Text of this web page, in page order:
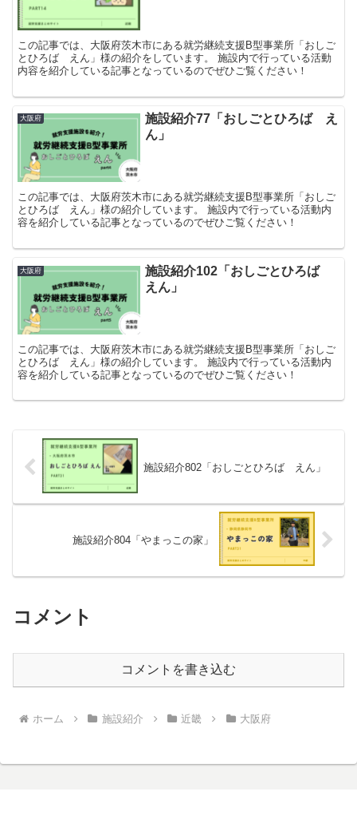
この記事では、大阪府茨木市にある就労継続支援B型事業所「おしご
とひろば えん」様の紹介をしています。 施設内で行っている活動
内容を紹介している記事となっているのでぜひご覧ください！
大阪府
施設紹介77「おしごとひろば え
ん」
この記事では、大阪府茨木市にある就労継続支援B型事業所「おしご
とひろば えん」様の紹介しています。 施設内で行っている活動内
容を紹介している記事となっているのでぜひご覧ください！
大阪府
施設紹介102「おしごとひろば
えん」
この記事では、大阪府茨木市にある就労継続支援B型事業所「おしご
とひろば えん」様の紹介しています。 施設内で行っている活動内
容を紹介している記事となっているのでぜひご覧ください！
施設紹介802「おしごとひろば えん」
施設紹介804「やまっこの家」
コメント
コメントを書き込む
ホーム 施設紹介 近畿 大阪府